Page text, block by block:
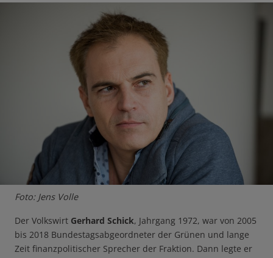
Foto: Jens Volle
Der Volkswirt Gerhard Schick, Jahrgang 1972, war von 2005
bis 2018 Bundestagsabgeordneter der Grünen und lange
Zeit finanzpolitischer Sprecher der Fraktion. Dann legte er